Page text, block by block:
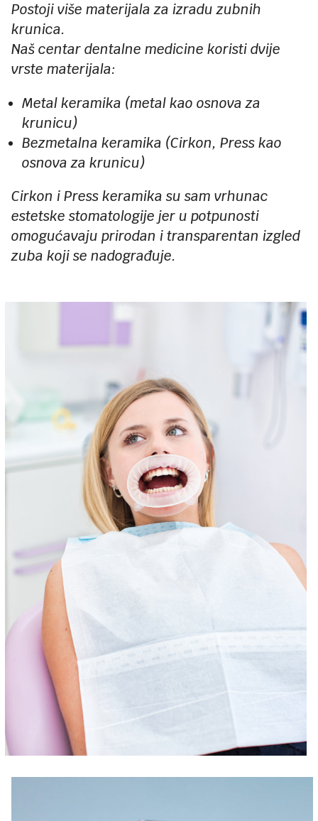
Postoji više materijala za izradu zubnih
krunica.
Naš centar dentalne medicine koristi dvije
vrste materijala:
Metal keramika (metal kao osnova za
krunicu)
Bezmetalna keramika (Cirkon, Press kao
osnova za krunicu)
Cirkon i Press keramika su sam vrhunac
estetske stomatologije jer u potpunosti
omogućavaju prirodan i transparentan izgled
zuba koji se nadograđuje.